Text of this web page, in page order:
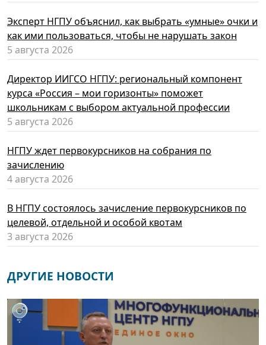
Эксперт НГПУ объяснил, как выбрать «умные» очки и
как ими пользоваться, чтобы не нарушать закон
5 августа 2026
Директор ИИГСО НГПУ: региональный компонент
курса «Россия – мои горизонты» поможет
школьникам с выбором актуальной профессии
5 августа 2026
НГПУ ждет первокурсников на собрания по
зачислению
4 августа 2026
В НГПУ состоялось зачисление первокурсников по
целевой, отдельной и особой квотам
3 августа 2026
ДРУГИЕ НОВОСТИ